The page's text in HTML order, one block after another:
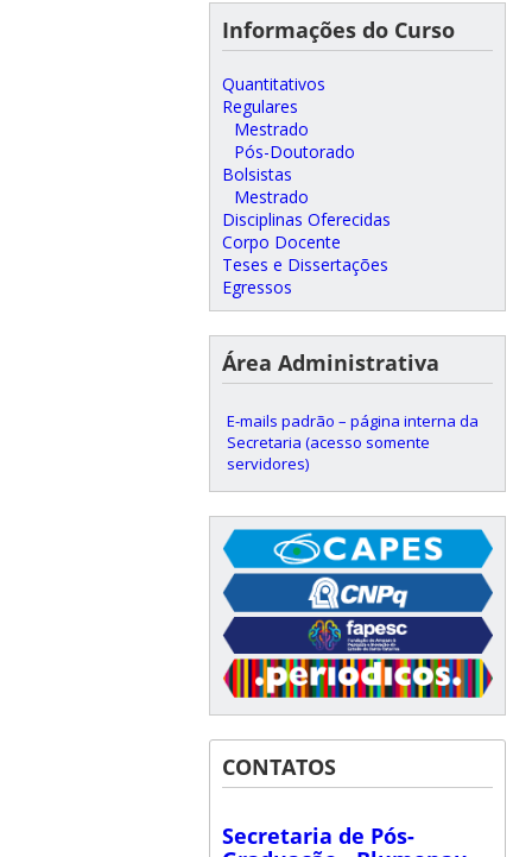
Informações do Curso
Quantitativos
Regulares
Mestrado
Pós-Doutorado
Bolsistas
Mestrado
Disciplinas Oferecidas
Corpo Docente
Teses e Dissertações
Egressos
Área Administrativa
E-mails padrão – página interna da
Secretaria (acesso somente
servidores)
CONTATOS
Secretaria de Pós-